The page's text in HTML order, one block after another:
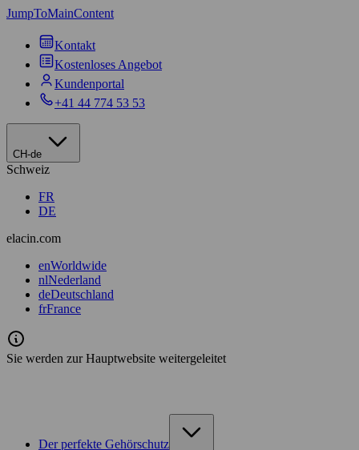
JumpToMainContent
Kontakt
Kostenloses Angebot
Kundenportal
+41 44 774 53 53
CH-de
Schweiz
FR
DE
elacin.com
enWorldwide
nlNederland
deDeutschland
frFrance
Sie werden zur Hauptwebsite weitergeleitet
Der perfekte Gehörschutz